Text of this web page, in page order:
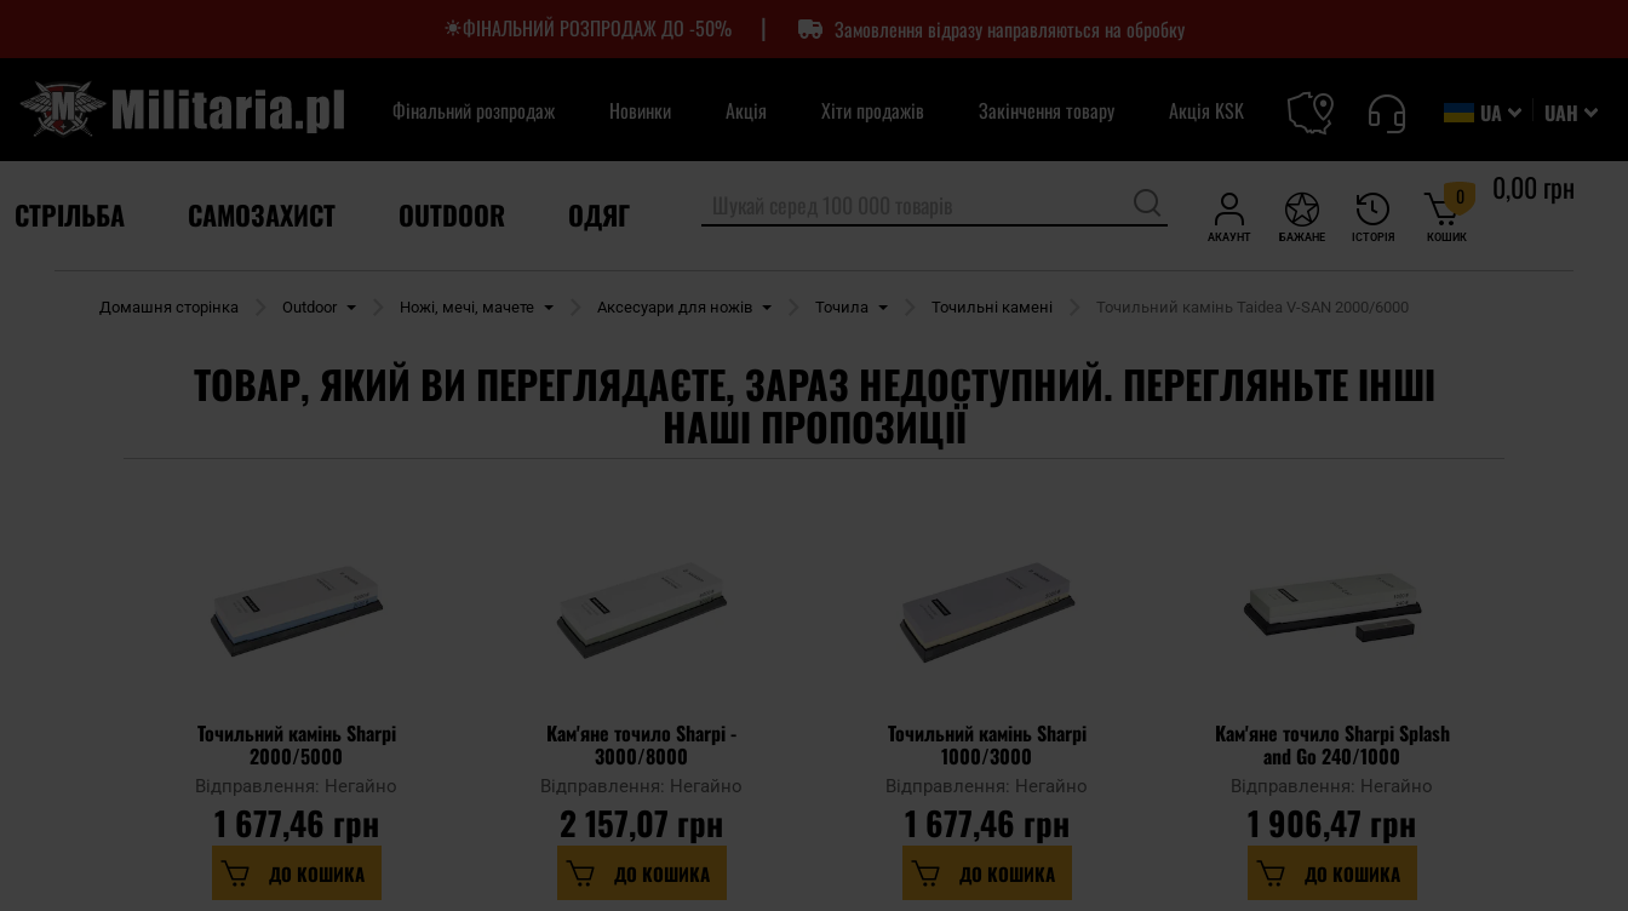
ФІНАЛЬНИЙ РОЗПРОДАЖ ДО -50% | Замовлення відразу направляються на обробку
UAH
UA
Фінальний розпродаж Новинки Акція Хіти продажів Закінчення товару Акція KSK
АКАУНТ ІСТОРІЯ
БАЖАНЕ КОШИК
0 0,00 грн
СТРІЛЬБА САМОЗАХИСТ OUTDOOR ОДЯГ
Домашня сторінка Outdoor Ножі, мечі, мачете Аксесуари для ножів Точила Точильні камені Точильний камінь Taidea V-SAN 2000/6000
ТОВАР, ЯКИЙ ВИ ПЕРЕГЛЯДАЄТЕ, ЗАРАЗ НЕДОСТУПНИЙ. ПЕРЕГЛЯНЬТЕ ІНШІ
НАШІ ПРОПОЗИЦІЇ
Точильний камінь Sharpi
2000/5000
Відправлення: Негайно
1 677,46 грн
ДО КОШИКА
Кам'яне точило Sharpi -
3000/8000
Відправлення: Негайно
2 157,07 грн
ДО КОШИКА
Точильний камінь Sharpi
1000/3000
Відправлення: Негайно
1 677,46 грн
ДО КОШИКА
Кам'яне точило Sharpi Splash
and Go 240/1000
Відправлення: Негайно
1 906,47 грн
ДО КОШИКА